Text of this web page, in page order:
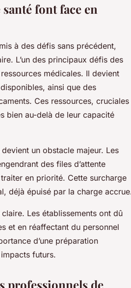
font face en
à des défis sans précédent,
L’un des principaux défis des
médicales. Il devient
ainsi que des
Ces ressources, cruciales
bien au-delà de leur capacité
un obstacle majeur. Les
des files d’attente
en priorité. Cette surcharge
déjà épuisé par la charge
Les établissements ont dû
et en réaffectant du personnel
d’une préparation
futurs.
professionnels de